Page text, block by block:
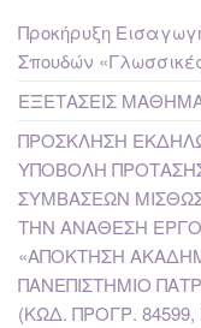
Προκήρυξη
Σπουδών
ΕΞΕΤΑΣΕΙΣ
ΠΡΟΣΚΛΗΣΗ
ΥΠΟΒΟΛΗ
ΣΥΜΒΑΣΕΩΝ
ΤΗΝ ΑΝΑΘΕΣΗ
«ΑΠΟΚΤΗΣΗ
ΠΑΝΕΠΙΣΤΗΜΙΟ
(ΚΩΔ. ΠΡΟΓΡ.